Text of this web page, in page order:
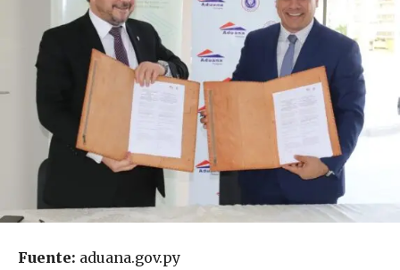
Fuente: aduana.gov.py